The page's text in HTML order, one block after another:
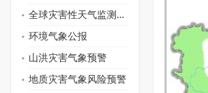
全球灾害性天气监测月报
环境气象公报
山洪灾害气象预警
地质灾害气象风险预警